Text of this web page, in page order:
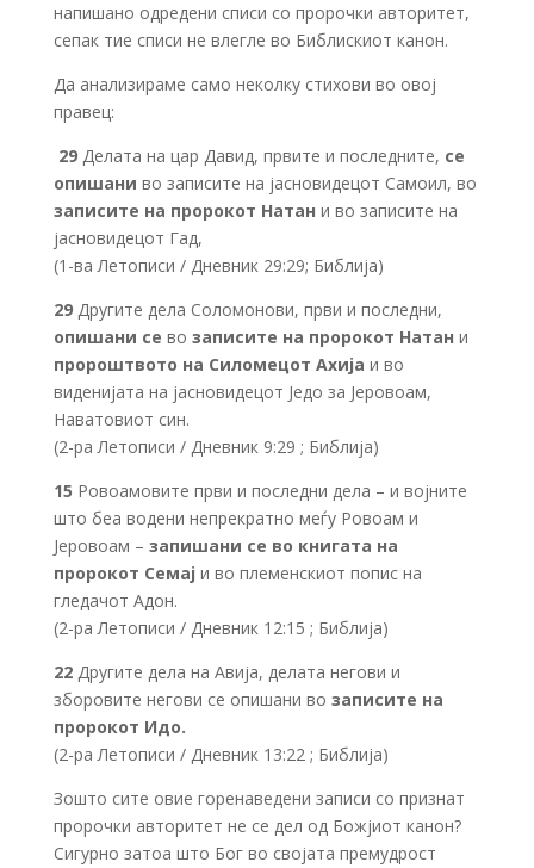
напишано одредени списи со пророчки авторитет,
сепак тие списи не влегле во Библискиот канон.
Да анализираме само неколку стихови во овој
правец:
29 Делата на цар Давид, првите и последните, се
опишани во записите на јасновидецот Самоил, во
записите на пророкот Натан и во записите на
јасновидецот Гад,
(1-ва Летописи / Дневник 29:29; Библија)
29 Другите дела Соломонови, први и последни,
опишани се во записите на пророкот Натан и
пророштвото на Силомецот Ахија и во
виденијата на јасновидецот Једо за Јеровоам,
Наватовиот син.
(2-ра Летописи / Дневник 9:29 ; Библија)
15 Ровоамовите први и последни дела – и војните
што беа водени непрекратно меѓу Ровоам и
Јеровоам – запишани се во книгата на
пророкот Семај и во племенскиот попис на
гледачот Адон.
(2-ра Летописи / Дневник 12:15 ; Библија)
22 Другите дела на Авија, делата негови и
зборовите негови се опишани во записите на
пророкот Идо.
(2-ра Летописи / Дневник 13:22 ; Библија)
Зошто сите овие горенаведени записи со признат
пророчки авторитет не се дел од Божјиот канон?
Сигурно затоа што Бог во својата премудрост